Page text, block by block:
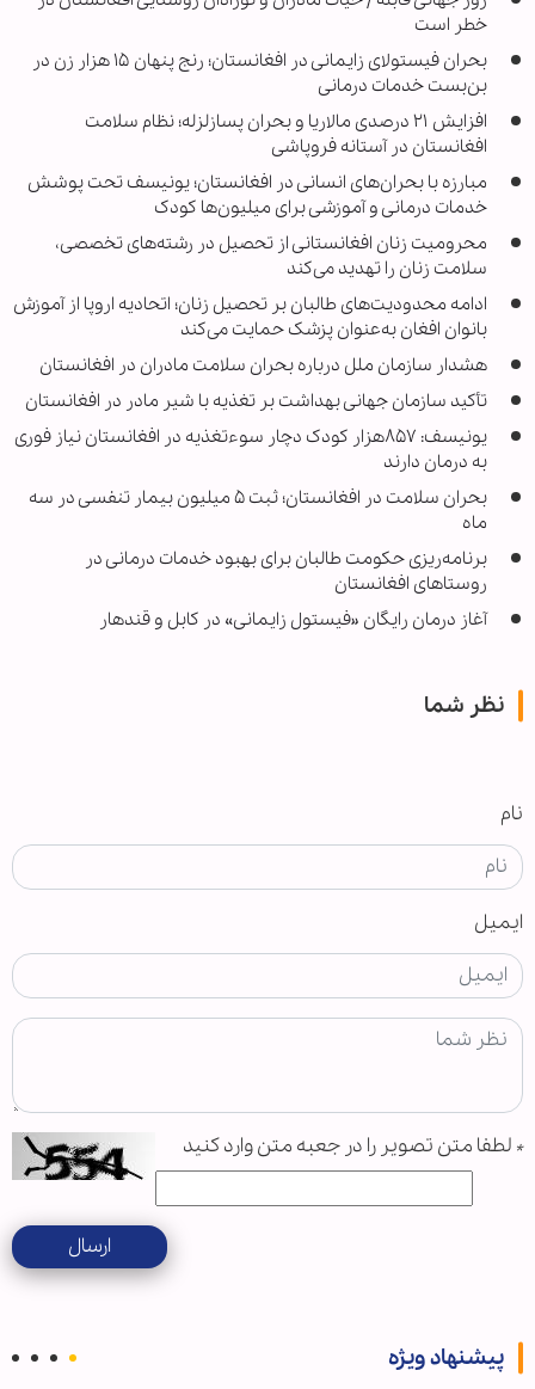
خطر است
بحران فیستولای زایمانی در افغانستان؛ رنج پنهان ۱۵ هزار زن در
بن‌بست خدمات درمانی
افزایش ۲۱ درصدی مالاریا و بحران پسازلزله؛ نظام سلامت
افغانستان در آستانه فروپاشی
مبارزه با بحران‌های انسانی در افغانستان؛ یونیسف تحت پوشش
خدمات درمانی و آموزشی برای میلیون‌ها کودک
محرومیت زنان افغانستانی از تحصیل در رشته‌های تخصصی،
سلامت زنان را تهدید می‌کند
ادامه محدودیت‌های طالبان بر تحصیل زنان؛ اتحادیه اروپا از آموزش
بانوان افغان به‌عنوان پزشک حمایت می‌کند
هشدار سازمان ملل درباره بحران سلامت مادران در افغانستان
تأکید سازمان جهانی بهداشت بر تغذیه با شیر مادر در افغانستان
یونیسف: ۸۵۷هزار کودک دچار سوءتغذیه در افغانستان نیاز فوری
به درمان دارند
بحران سلامت در افغانستان؛ ثبت ۵ میلیون بیمار تنفسی در سه
ماه
برنامه‌ریزی حکومت طالبان برای بهبود خدمات درمانی در
روستاهای افغانستان
آغاز درمان رایگان «فیستول زایمانی» در کابل و قندهار
نظر شما
نام
ایمیل
* لطفا متن تصویر را در جعبه متن وارد کنید
ارسال
پیشنهاد ویژه